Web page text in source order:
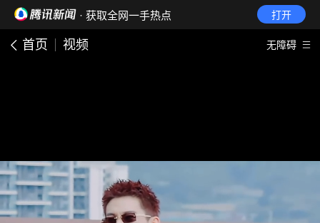
· 获取全网一手热点 打开
首页 视频 无障碍